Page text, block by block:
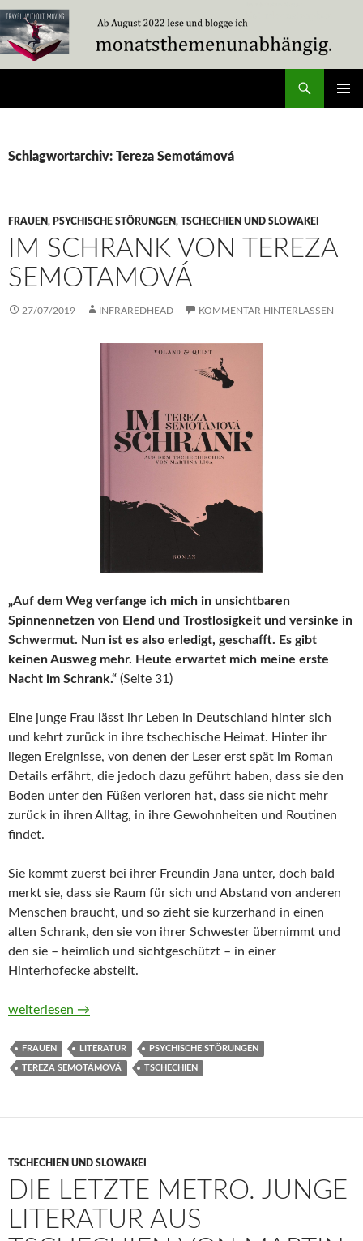
Zum
Inhalt
springen
Schlagwortarchiv: Tereza Semotámová
FRAUEN, PSYCHISCHE STÖRUNGEN, TSCHECHIEN UND SLOWAKEI
IM SCHRANK VON TEREZA
SEMOTAMOVÁ
27/07/2019 INFRAREDHEAD KOMMENTAR HINTERLASSEN
„Auf dem Weg verfange ich mich in unsichtbaren
Spinnennetzen von Elend und Trostlosigkeit und versinke in
Schwermut. Nun ist es also erledigt, geschafft. Es gibt
keinen Ausweg mehr. Heute erwartet mich meine erste
Nacht im Schrank.“ (Seite 31)
Eine junge Frau lässt ihr Leben in Deutschland hinter sich
und kehrt zurück in ihre tschechische Heimat. Hinter ihr
liegen Ereignisse, von denen der Leser erst spät im Roman
Details erfährt, die jedoch dazu geführt haben, dass sie den
Boden unter den Füßen verloren hat, dass sie nicht mehr
zurück in ihren Alltag, in ihre Gewohnheiten und Routinen
findet.
Sie kommt zuerst bei ihrer Freundin Jana unter, doch bald
merkt sie, dass sie Raum für sich und Abstand von anderen
Menschen braucht, und so zieht sie kurzerhand in einen
alten Schrank, den sie von ihrer Schwester übernimmt und
den sie – heimlich und sichtgeschützt – in einer
Hinterhofecke abstellt.
Im Schrank von Tereza Semotamová
weiterlesen →
FRAUEN LITERATUR PSYCHISCHE STÖRUNGEN
TEREZA SEMOTÁMOVÁ TSCHECHIEN
TSCHECHIEN UND SLOWAKEI
DIE LETZTE METRO. JUNGE
LITERATUR AUS